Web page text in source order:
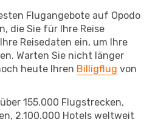
Flugangebote auf Opodo
die Sie für Ihre Reise
Reisedaten ein, um Ihre
Warten Sie nicht länger
heute Ihren Billigflug von
155.000 Flugstrecken,
2.100.000 Hotels weltweit